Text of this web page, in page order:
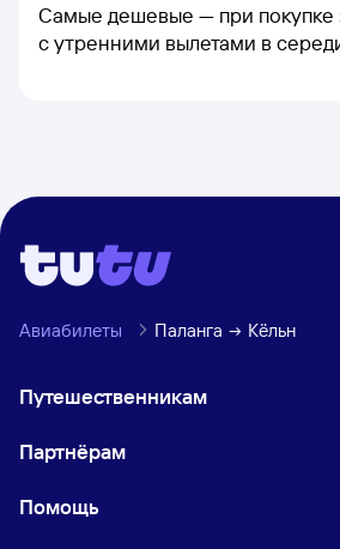
Самые дешевые — при покупке
с утренними вылетами в
Авиабилеты Паланга Кёльн
Путешественникам
Партнёрам
Помощь